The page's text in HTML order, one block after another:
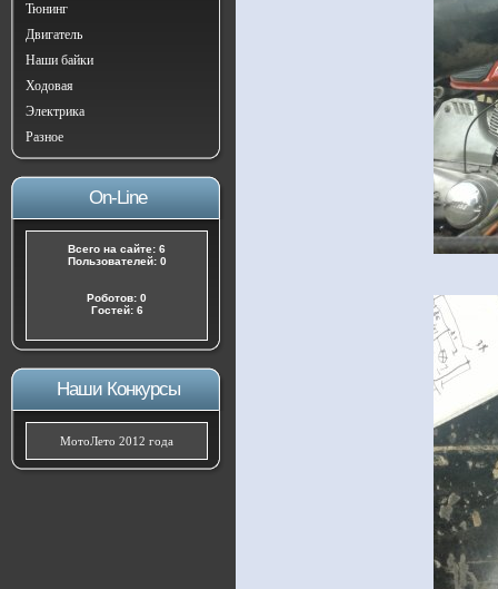
Тюнинг
Двигатель
Наши байки
Ходовая
Электрика
Разное
On-Line
Всего на сайте: 6
Пользователей: 0
Роботов: 0
Гостей: 6
Наши Конкурсы
МотоЛето 2012 года